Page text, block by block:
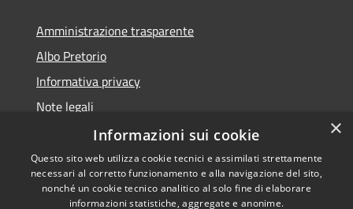
Amministrazione trasparente
Albo Pretorio
Informativa privacy
Note legali
Dichiarazione di accessibilità
×
Informazioni sui cookie
Questo sito web utilizza cookie tecnici e assimilati strettamente
necessari al corretto funzionamento e alla navigazione del sito,
nonché un cookie tecnico analitico al solo fine di elaborare
informazioni statistiche, aggregate e anonime.